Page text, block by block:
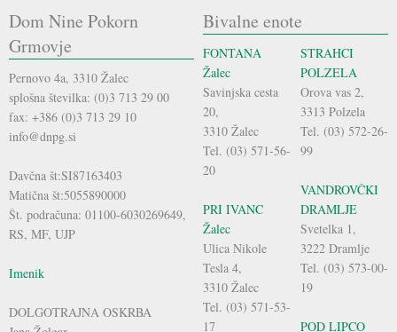
Dom Nine Pokorn
Grmovje
Pernovo 4a, 3310 Žalec
splošna številka: (0)3 713 29 00
fax: +386 (0)3 713 29 10
info@dnpg.si
Davčna št:SI87163403
Matična št:5055890000
Št. podračuna: 01100-6030269649,
RS, MF, UJP
Imenik
DOLGOTRAJNA OSKRBA
Bivalne enote
FONTANA
Žalec
Savinjska cesta
20,
3310 Žalec
Tel. (03) 571-56-
20
PRI IVANC
Žalec
Ulica Nikole
Tesla 4,
3310 Žalec
Tel. (03) 571-53-
17
STRAHCI
POLZELA
Orova vas 2,
3313 Polzela
Tel. (03) 572-26-
99
VANDROVČKI
DRAMLJE
Svetelka 1,
3222 Dramlje
Tel. (03) 573-00-
19
POD LIPCO